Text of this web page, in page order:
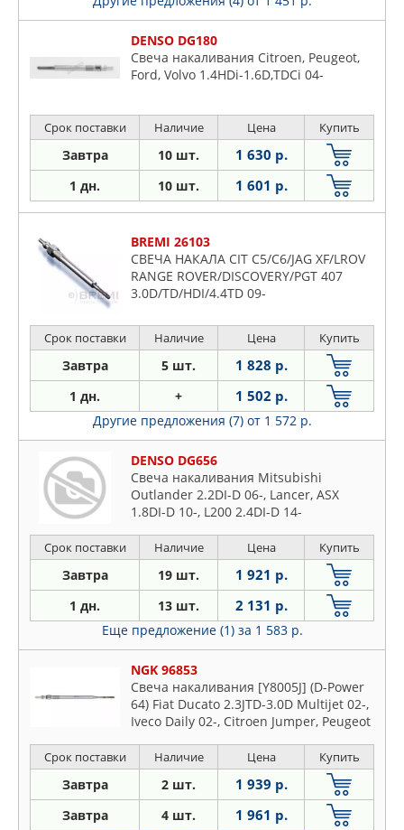
DENSO DG180
Свеча накаливания Citroen, Peugeot,
Ford, Volvo 1.4HDi-1.6D,TDCi 04-
Срок поставки Наличие Цена Купить
Завтра 10 шт. 1 630 р.
1 дн. 10 шт. 1 601 р.
BREMI 26103
СВЕЧА НАКАЛА CIT C5/C6/JAG XF/LROV
RANGE ROVER/DISCOVERY/PGT 407
3.0D/TD/HDI/4.4TD 09-
Срок поставки Наличие Цена Купить
Завтра 5 шт. 1 828 р.
1 дн. + 1 502 р.
Другие предложения (7) от 1 572 р.
DENSO DG656
Свеча накаливания Mitsubishi
Outlander 2.2DI-D 06-, Lancer, ASX
1.8DI-D 10-, L200 2.4DI-D 14-
Срок поставки Наличие Цена Купить
Завтра 19 шт. 1 921 р.
1 дн. 13 шт. 2 131 р.
Еще предложение (1) за 1 583 р.
NGK 96853
Свеча накаливания [Y8005J] (D-Power
64) Fiat Ducato 2.3JTD-3.0D Multijet 02-,
Iveco Daily 02-, Citroen Jumper, Peugeot
Срок поставки Наличие Цена Купить
Завтра 2 шт. 1 939 р.
Завтра 4 шт. 1 961 р.